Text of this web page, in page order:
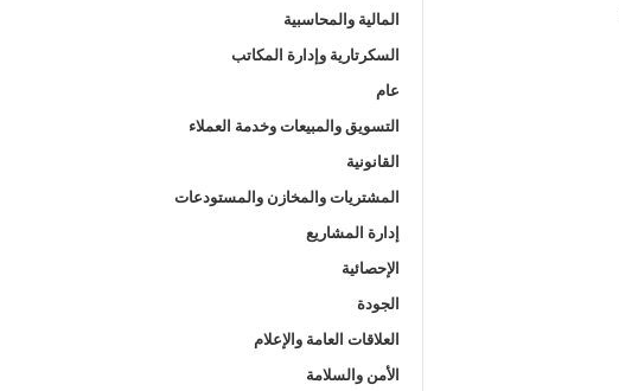
المالية والمحاسبية
السكرتارية وإدارة المكاتب
عام
التسويق والمبيعات وخدمة العملاء
القانونية
المشتريات والمخازن والمستودعات
إدارة المشاريع
الإحصائية
الجودة
العلاقات العامة والإعلام
الأمن والسلامة